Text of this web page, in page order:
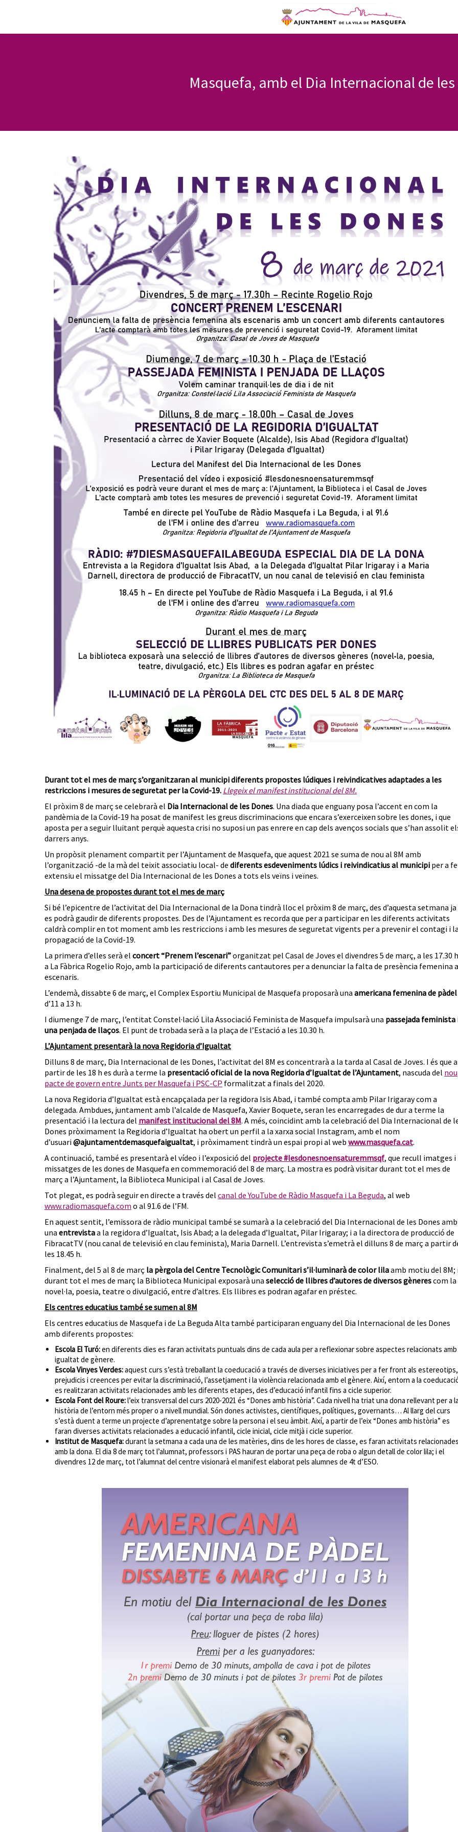
Masquefa, amb el Dia Internacional de
Durant tot el mes de març s’organitzaran al municipi diferents propostes lúdiques i reivindicatives adaptades a les
restriccions i mesures de seguretat per la Covid-19. Llegeixelmanifestinstitucionaldel 8M.
El pròxim 8 de març se celebrarà el Dia Internacional de les Dones. Una diada que enguany posa l’accent en com la
pandèmia de la Covid-19 ha posat de manifest les greus discriminacions que encara s’exerceixen sobre les dones, i que
aposta per a seguir lluitant perquè aquesta crisi no suposi un pas enrere en cap dels avenços socials que s’han assolit
darrers anys.
Un propòsit plenament compartit per l’Ajuntament de Masquefa, que aquest 2021 se suma de nou al 8M amb
l’organització -de la mà del teixit associatiu local- de diferents esdeveniments lúdics i reivindicatius al municipi per a
extensiu el missatge del Dia Internacional de les Dones a tots els veïns i veïnes.
Una desena de propostes durant tot el mes de març
Si bé l’epicentre de l’activitat del Dia Internacional de la Dona tindrà lloc el pròxim 8 de març, des d’aquesta setmana ja
es podrà gaudir de diferents propostes. Des de l’Ajuntament es recorda que per a participar en les diferents activitats
caldrà complir en tot moment amb les restriccions i amb les mesures de seguretat vigents per a prevenir el contagi i
propagació de la Covid-19.
La primera d’elles serà el concert“Prenem l’escenari”organitzat pel Casal de Joves el divendres 5 de març, a les 17.30
a La Fàbrica Rogelio Rojo, amb la participació de diferents cantautores per a denunciar la falta de presència femenina
escenaris.
L’endemà, dissabte 6 de març, el Complex Esportiu Municipal de Masquefa proposarà una americana femenina de pàdel
d’11 a 13 h.
I diumenge 7 de març, l’entitat Constel·lació Lila Associació Feminista de Masquefa impulsarà una passejada feminista
una penjada de llaços. El punt de trobada serà a la plaça de l’Estació a les 10.30 h.
L’Ajuntament presentarà la nova Regidoria d’Igualtat
Dilluns 8 de març, Dia Internacional de les Dones, l’activitat del 8M es concentrarà a la tarda al Casal de Joves. I és que a
partir de les 18 h es durà a terme la presentació oficial de la nova Regidoria d’Igualtat de l’Ajuntament, nascuda del nou
pacte de govern entre Junts per Masquefa i PSC-CP formalitzat a finals del 2020.
La nova Regidoria d’Igualtat està encapçalada per la regidora Isis Abad, i també compta amb Pilar Irigaray com a
delegada. Ambdues, juntament amb l’alcalde de Masquefa, Xavier Boquete, seran les encarregades de dur a terme la
presentació i la lectura del manifest institucional del 8M. A més, coincidint amb la celebració del Dia Internacional de
Dones pròximament la Regidoria d’Igualtat ha obert un perfil a la xarxa social Instagram, amb el nom
d’usuari@ajuntamentdemasquefaigualtat, i pròximament tindrà un espai propi al web www.masquefa.cat.
A continuació, també es presentarà el vídeo i l’exposició del projecte #lesdonesnoensaturemmsqf, que recull imatges i
missatges de les dones de Masquefa en commemoració del 8 de març. La mostra es podrà visitar durant tot el mes de
març a l’Ajuntament, la Biblioteca Municipal i al Casal de Joves.
Tot plegat, es podrà seguir en directe a través del canal de YouTube de Ràdio Masquefa i La Beguda, al web
www.radiomasquefa.com o al 91.6 de l’FM.
En aquest sentit, l’emissora de ràdio municipal també se sumarà a la celebració del Dia Internacional de les Dones amb
una entrevistaa la regidora d’Igualtat, Isis Abad; a la delegada d’Igualtat, Pilar Irigaray; i a la directora de producció de
FibracatTV (nou canal de televisió en clau feminista), Maria Darnell. L’entrevista s’emetrà el dilluns 8 de març a partir
les 18.45 h.
Finalment, del 5 al 8 de març la pèrgola del Centre Tecnològic Comunitari s’il·luminarà de color lilaamb motiu del 8M;
durant tot el mes de març la Biblioteca Municipal exposarà una selecció de llibres d’autores de diversos gènerescom la
novel·la, poesia, teatre o divulgació, entre d’altres. Els llibres es podran agafar en préstec.
Els centres educatius també se sumen al 8M
Els centres educatius de Masquefa i de La Beguda Alta també participaran enguany del Dia Internacional de les Dones
amb diferents propostes:
Escola El Turó:en diferents dies es faran activitats puntuals dins de cada aula per a reflexionar sobre aspectes relacionats amb
igualtat de gènere.
Escola Vinyes Verdes:aquest curs s’està treballant la coeducació a través de diverses iniciatives per a fer front als estereotips,
prejudicis i creences per evitar la discriminació, l’assetjament i la violència relacionada amb el gènere. Així, entorn a la
es realitzaran activitats relacionades amb les diferents etapes, des d’educació infantil fins a cicle superior.
Escola Font del Roure:l’eix transversal del curs 2020-2021 és “Dones amb història”. Cada nivell ha triat una dona rellevant per a
història de l’entorn més proper o a nivell mundial. Són dones activistes, científiques, polítiques, governants… Al llarg del curs
s’està duent a terme un projecte d’aprenentatge sobre la persona i el seu àmbit. Així, a partir de l’eix “Dones amb història” es
faran diverses activitats relacionades a educació infantil, cicle inicial, cicle mitjà i cicle superior.
Institut de Masquefa:durant la setmana a cada una de les matèries, dins de les hores de classe, es faran activitats
amb la dona. El dia 8 de març tot l’alumnat, professors i PAS hauran de portar una peça de roba o algun detall de color lila; i el
divendres 12 de març, tot l’alumnat del centre visionarà el manifest elaborat pels alumnes de 4t d’ESO.